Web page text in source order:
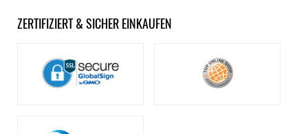
ZERTIFIZIERT & SICHER EINKAUFEN